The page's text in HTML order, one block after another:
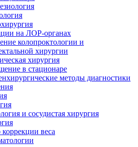
на ЛОР-органах
колопроктологии и
хирургии
хирургия
в стационаре
методы диагностики
и сосудистая хирургия
веса